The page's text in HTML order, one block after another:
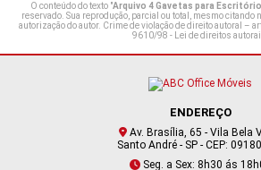
O conteúdo do texto "Arquivo 4 Gavetas para
reservado. Sua reprodução, parcial ou total, mesmo
autorização do autor. Crime de violação de direito autoral –
9610/98 - Lei de direitos
ENDEREÇO
Av. Brasília, 65 - Vila Bela
Santo André - SP - CEP:
Seg. a Sex: 8h30 ás